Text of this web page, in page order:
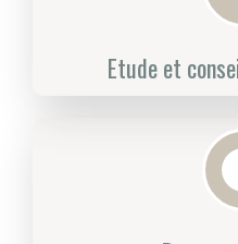
Etude et